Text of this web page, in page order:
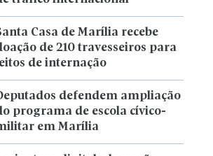
Casa de Marília recebe
de 210 travesseiros para
de internação
defendem ampliação
programa de escola cívico-
em Marília